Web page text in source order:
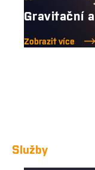
Gravitační
Zobrazit více
Služby